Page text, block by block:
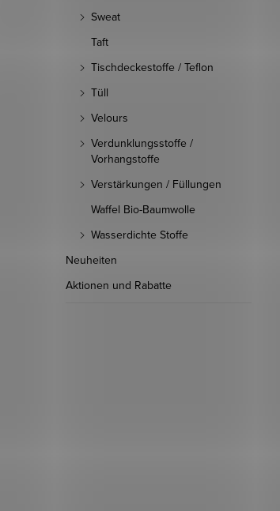
Sweat
Taft
Tischdeckestoffe / Teflon
Tüll
Velours
Verdunklungsstoffe /
Vorhangstoffe
Verstärkungen / Füllungen
Waffel Bio-Baumwolle
Wasserdichte Stoffe
Neuheiten
Aktionen und Rabatte